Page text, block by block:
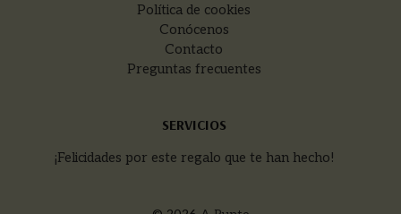
Política de cookies
Conócenos
Contacto
Preguntas frecuentes
SERVICIOS
¡Felicidades por este regalo que te han hecho!